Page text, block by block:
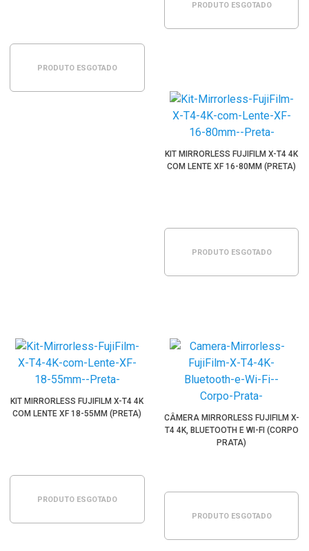
PRODUTO ESGOTADO
PRODUTO ESGOTADO
KIT MIRRORLESS FUJIFILM X-T4 4K
COM LENTE XF 16-80MM (PRETA)
PRODUTO ESGOTADO
KIT MIRRORLESS FUJIFILM X-T4 4K
COM LENTE XF 18-55MM (PRETA)
PRODUTO ESGOTADO
CÂMERA MIRRORLESS FUJIFILM X-
T4 4K, BLUETOOTH E WI-FI (CORPO
PRATA)
PRODUTO ESGOTADO